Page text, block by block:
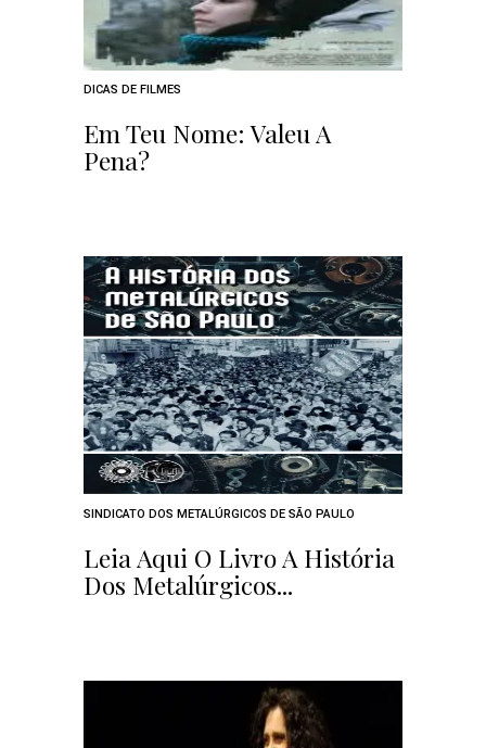
DICAS DE FILMES
Em Teu Nome: Valeu A
Pena?
SINDICATO DOS METALÚRGICOS DE SÃO PAULO
Leia Aqui O Livro A História
Dos Metalúrgicos...